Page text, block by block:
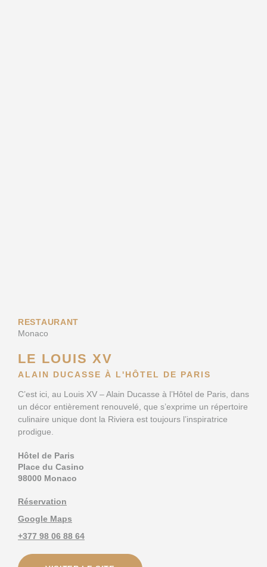
RESTAURANT
Monaco
LE LOUIS XV
ALAIN DUCASSE À L'HÔTEL DE PARIS
C’est ici, au Louis XV – Alain Ducasse à l’Hôtel de Paris, dans
un décor entièrement renouvelé, que s’exprime un répertoire
culinaire unique dont la Riviera est toujours l’inspiratrice
prodigue.
Hôtel de Paris
Place du Casino
98000 Monaco
Réservation
Google Maps
+377 98 06 88 64